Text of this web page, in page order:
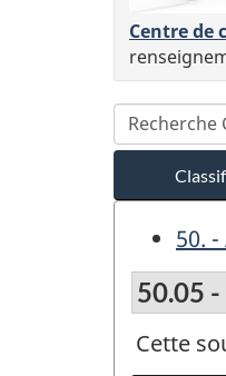
Centre de
50.
50.05
Cette